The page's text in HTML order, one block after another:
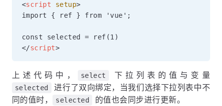
<script setup>
import { ref } from 'vue';
</script>
上述代码中， select 下拉列表的值与变量
selected
进行了双向绑定，当我们选择下拉列表中不
同的值时，
selected 的值也会同步进行更新。